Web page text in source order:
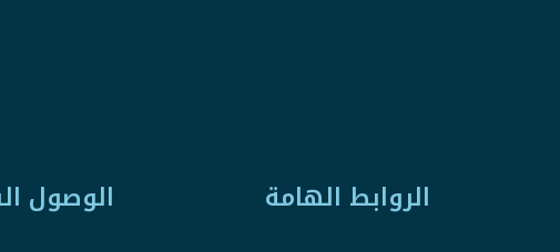
الروابط الهامة الوصول